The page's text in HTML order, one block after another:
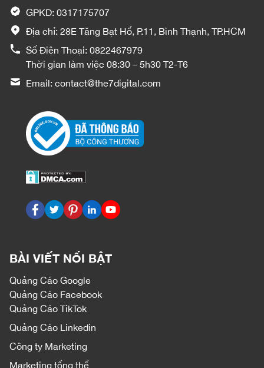
GPKD: 0317175707
Địa chỉ: 28E Tăng Bạt Hổ, P.11, Bình Thạnh, TP.HCM
Số Điện Thoại: 0822467979
Thời gian làm việc 08:30 – 5h30 T2-T6
Email: contact@the7digital.com
BÀI VIẾT NỔI BẬT
Quảng Cáo Google
Quảng Cáo Facebook
Quảng Cáo TikTok
Quảng Cáo Linkedin
Công ty Marketing
Marketing tổng thể